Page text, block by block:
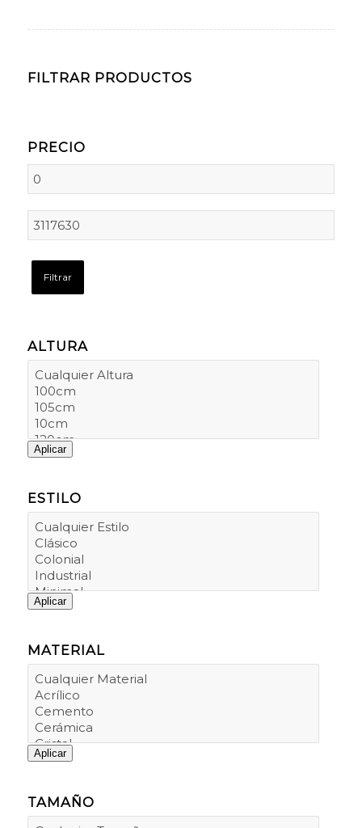
FILTRAR PRODUCTOS
PRECIO
Filtrar
ALTURA
Aplicar
ESTILO
Aplicar
MATERIAL
Aplicar
TAMAÑO